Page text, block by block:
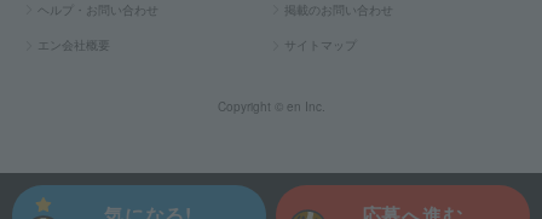
ヘルプ・お問い合わせ 掲載のお問い合わせ
エン会社概要 サイトマップ
Copyright © en Inc.